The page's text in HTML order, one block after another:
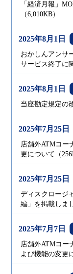
「経済月報」
（6,010KB）
2025年8月1日
おかしんアンサ
サービス終了に
2025年8月1日
当座勘定規定の
2025年7月25日
店舗外ATMコー
更について（
2025年7月25日
ディスクロージ
編」を掲載しま
2025年7月7日
店舗外ATMコー
よび機能の変更